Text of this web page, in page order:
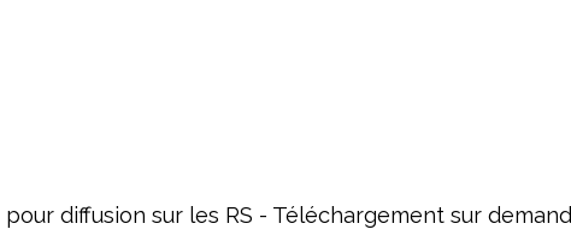
diffusion sur les RS - Téléchargement sur